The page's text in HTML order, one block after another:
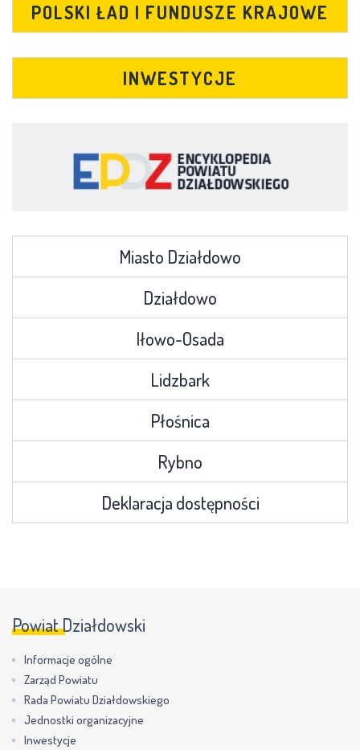
POLSKI ŁAD I FUNDUSZE KRAJOWE
INWESTYCJE
Miasto Działdowo
Działdowo
Iłowo-Osada
Lidzbark
Płośnica
Rybno
Deklaracja dostępności
Powiat Działdowski
Informacje ogólne
Zarząd Powiatu
Rada Powiatu Działdowskiego
Jednostki organizacyjne
Inwestycje